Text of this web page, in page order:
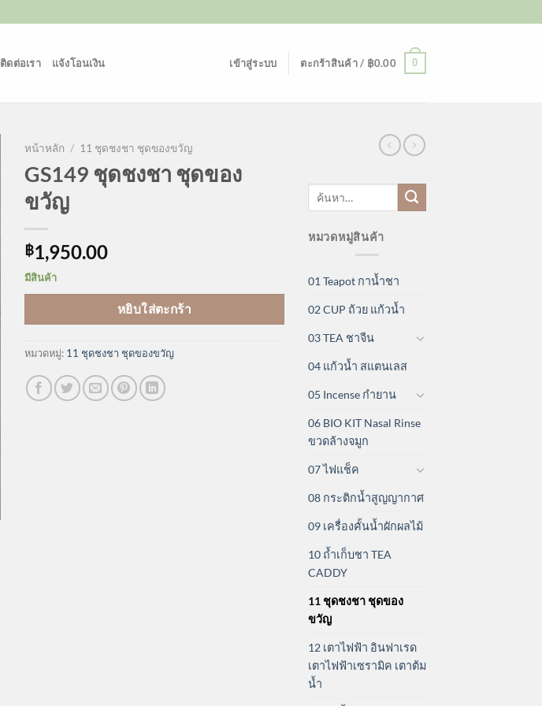
ติดต่อเรา แจ้งโอนเงิน เข้าสู่ระบบ ตะกร้าสินค้า / ฿0.00 0
หน้าหลัก / 11 ชุดชงชา ชุดของขวัญ
GS149 ชุดชงชา ชุดของ
ขวัญ
฿1,950.00
มีสินค้า
หยิบใส่ตะกร้า
หมวดหมู่: 11 ชุดชงชา ชุดของขวัญ
ค้นหา:
หมวดหมู่สินค้า
01 Teapot กาน้ำชา
02 CUP ถ้วย แก้วน้ำ
03 TEA ชาจีน
04 แก้วน้ำ สแตนเลส
05 Incense กำยาน
06 BIO KIT Nasal Rinse
ขวดล้างจมูก
07 ไฟแช็ค
08 กระติกน้ำสูญญากาศ
09 เครื่องคั้นน้ำผักผลไม้
10 ถ้ำเก็บชา TEA
CADDY
11 ชุดชงชา ชุดของ
ขวัญ
12 เตาไฟฟ้า อินฟาเรด
เตาไฟฟ้าเซรามิค เตาต้ม
น้ำ